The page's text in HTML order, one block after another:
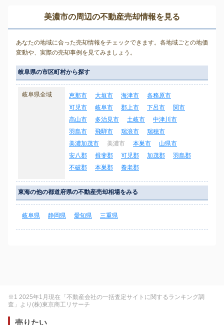
美濃市の周辺の不動産売却情報を見る
あなたの地域に合った売却情報をチェックできます。各地域ごとの地価
変動や、実際の売却事例を見てみましょう。
岐阜県の市区町村から探す
岐阜県全域 恵那市 大垣市 海津市
各務原市
可児市
岐阜市 郡上市 下呂市
関市
高山市
多治見市 土岐市
中津川市
羽島市
飛騨市 瑞浪市
瑞穂市
美濃加茂市
美濃市 本巣市
山県市
安八郡
揖斐郡 可児郡 加茂郡
羽島郡
不破郡
本巣郡 養老郡
東海の他の都道府県の不動産売却相場をみる
岐阜県 静岡県 愛知県 三重県
※1 2025年1月現在「不動産会社の一括査定サイトに関するランキング調
査」より(株)東京商工リサーチ
売りたい